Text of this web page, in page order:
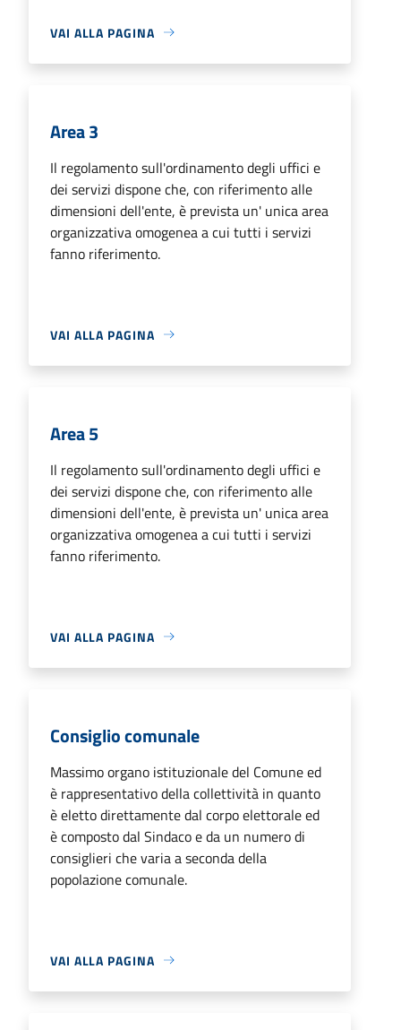
VAI ALLA PAGINA
Area 3
Il regolamento sull'ordinamento degli uffici e
dei servizi dispone che, con riferimento alle
dimensioni dell'ente, è prevista un' unica area
organizzativa omogenea a cui tutti i servizi
fanno riferimento.
VAI ALLA PAGINA
Area 5
Il regolamento sull'ordinamento degli uffici e
dei servizi dispone che, con riferimento alle
dimensioni dell'ente, è prevista un' unica area
organizzativa omogenea a cui tutti i servizi
fanno riferimento.
VAI ALLA PAGINA
Consiglio comunale
Massimo organo istituzionale del Comune ed
è rappresentativo della collettività in quanto
è eletto direttamente dal corpo elettorale ed
è composto dal Sindaco e da un numero di
consiglieri che varia a seconda della
popolazione comunale.
VAI ALLA PAGINA